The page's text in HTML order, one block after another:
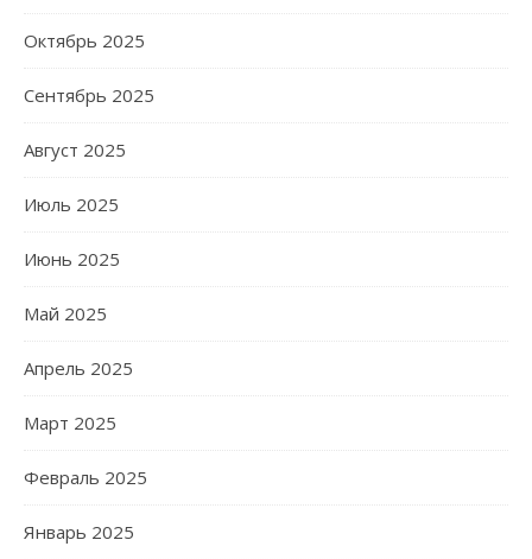
Октябрь 2025
Сентябрь 2025
Август 2025
Июль 2025
Июнь 2025
Май 2025
Апрель 2025
Март 2025
Февраль 2025
Январь 2025